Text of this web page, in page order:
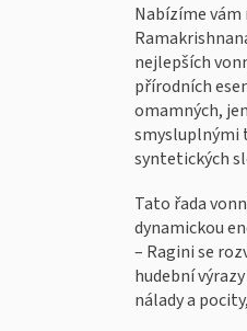
Nabízíme
nejlepších
přírodních
omamných,
smysluplnými
syntetických
Tato řada
dynamickou
– Ragini se
hudební
nálady a